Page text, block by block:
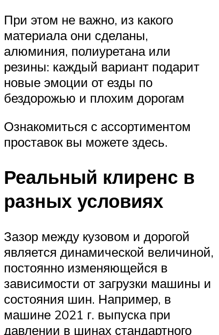
При этом не важно, из какого
материала они сделаны,
алюминия, полиуретана или
резины: каждый вариант подарит
новые эмоции от езды по
бездорожью и плохим дорогам
Ознакомиться с ассортиментом
проставок вы можете здесь.
Реальный клиренс в
разных условиях
Зазор между кузовом и дорогой
является динамической величиной,
постоянно изменяющейся в
зависимости от загрузки машины и
состояния шин. Например, в
машине 2021 г. выпуска при
давлении в шинах стандартного